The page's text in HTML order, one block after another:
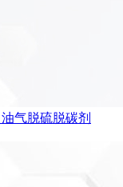
气脱硫脱碳剂